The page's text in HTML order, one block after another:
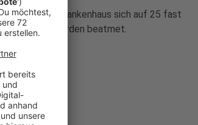
im Krankenhaus sich auf 25 fast
zwei werden beatmet.